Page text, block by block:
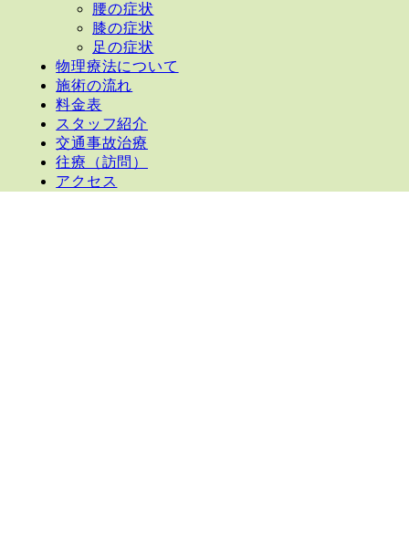
腰の症状
膝の症状
足の症状
物理療法について
施術の流れ
料金表
スタッフ紹介
交通事故治療
往療（訪問）
アクセス